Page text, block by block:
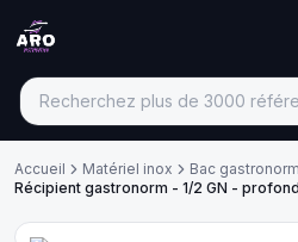
Accueil Matériel inox
Bac
Récipient gastronorm - 1/2 GN -